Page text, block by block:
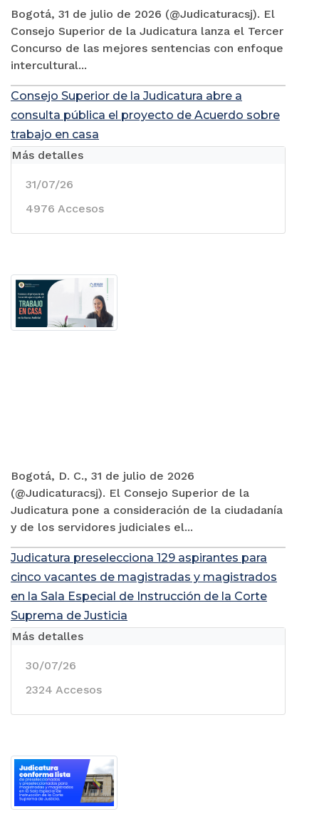
Bogotá, 31 de julio de 2026 (@Judicaturacsj). El
Consejo Superior de la Judicatura lanza el Tercer
Concurso de las mejores sentencias con enfoque
intercultural...
Consejo Superior de la Judicatura abre a
consulta pública el proyecto de Acuerdo sobre
trabajo en casa
Bogotá, D. C., 31 de julio de 2026
(@Judicaturacsj). El Consejo Superior de la
Judicatura pone a consideración de la ciudadanía
y de los servidores judiciales el...
Más detalles
31/07/26
4976 Accesos
Judicatura preselecciona 129 aspirantes para
cinco vacantes de magistradas y magistrados
en la Sala Especial de Instrucción de la Corte
Suprema de Justicia
Más detalles
30/07/26
2324 Accesos